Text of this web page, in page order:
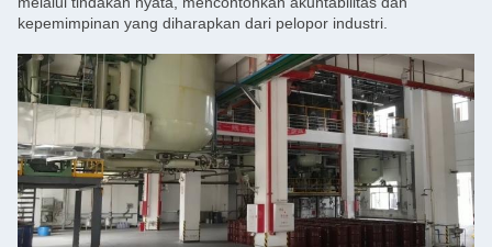
kepemimpinan yang diharapkan dari pelopor industri.